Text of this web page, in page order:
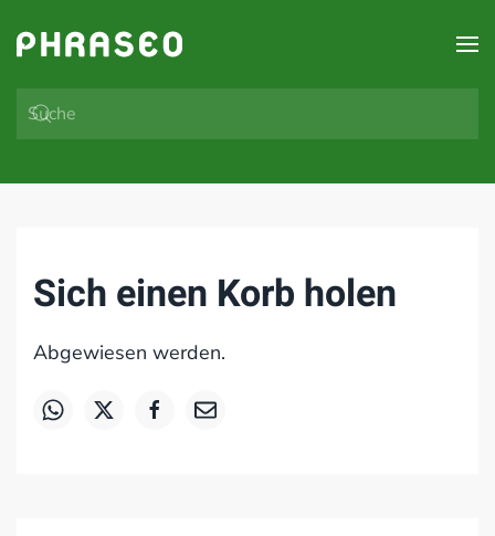
Zum Hauptinhalt springen
Sich einen Korb holen
Abgewiesen werden.